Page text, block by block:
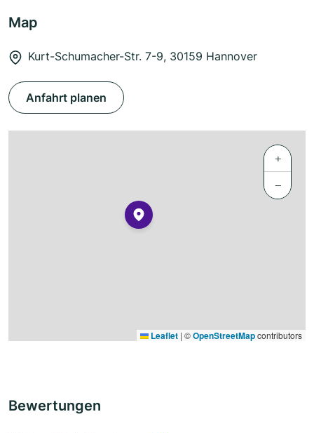
Map
Kurt-Schumacher-Str. 7-9, 30159 Hannover
Anfahrt planen
+
−
Leaflet | ©OpenStreetMapcontributors
Bewertungen